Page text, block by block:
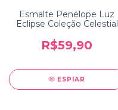
Esmalte Penélope Luz
Eclipse Coleção Celestial
R$59,90
ESPIAR